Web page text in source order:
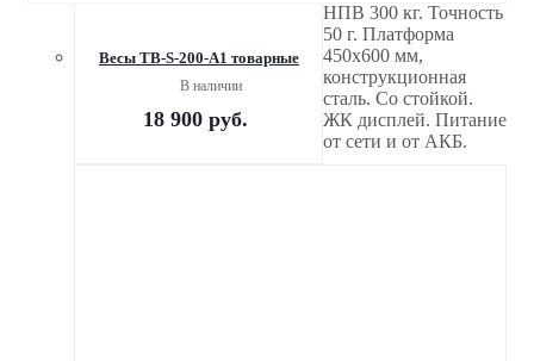
Весы TB-S-200-А1 товарные
В наличии
18 900руб.
НПВ 300 кг. Точность
50 г. Платформа
450х600 мм,
конструкционная
сталь. Со стойкой.
ЖК дисплей. Питание
от сети и от АКБ.